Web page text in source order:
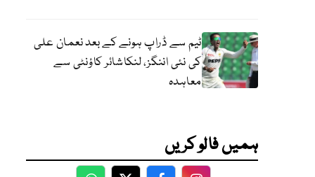
ٹیم سے ڈراپ ہونے کے بعد نعمان علی
کی نئی اننگز، لنکاشائر کاؤنٹی سے
معاہدہ
ہمیں فالو کریں